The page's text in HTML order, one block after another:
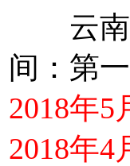
云南省
间：第
2018年5
2018年4